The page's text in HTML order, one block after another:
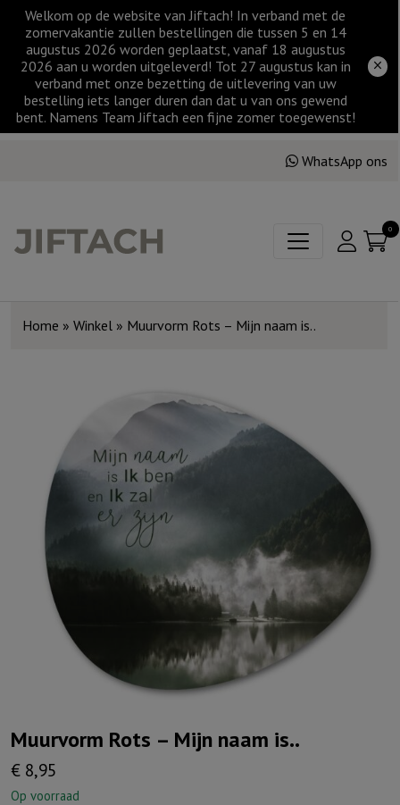
Welkom op de website van Jiftach! In verband met de
zomervakantie zullen bestellingen die tussen 5 en 14
augustus 2026 worden geplaatst, vanaf 18 augustus
2026 aan u worden uitgeleverd! Tot 27 augustus kan in
verband met onze bezetting de uitlevering van uw
bestelling iets langer duren dan dat u van ons gewend
bent. Namens Team Jiftach een fijne zomer toegewenst!
WhatsApp ons
0
Home » Winkel » Muurvorm Rots – Mijn naam is..
Muurvorm Rots – Mijn naam is..
€ 8,95
Op voorraad